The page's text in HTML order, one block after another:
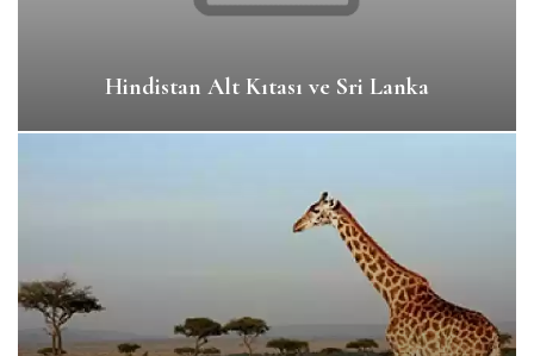
Hindistan Alt Kıtası ve Sri Lanka